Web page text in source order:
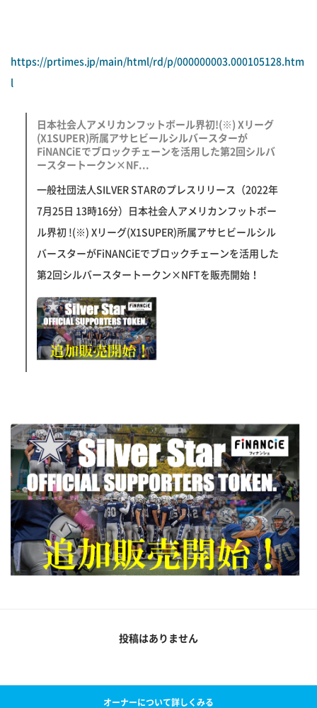
https://prtimes.jp/main/html/rd/p/000000003.000105128.htm
l
日本社会人アメリカンフットボール界初​!(※) Xリーグ
(X1SUPER)所属アサヒビールシルバースターが
FiNANCiEでブロックチェーンを活用した第2回シルバ
ースタートークン×NF...
一般社団法人SILVER STARのプレスリリース（2022年
7月25日 13時16分）日本社会人アメリカンフットボー
ル界初 !(※) Xリーグ(X1SUPER)所属アサヒビールシル
バースターがFiNANCiEでブロックチェーンを活用した
第2回シルバースタートークン×NFTを販売開始！
投稿はありません
オーナーについて詳しくみる